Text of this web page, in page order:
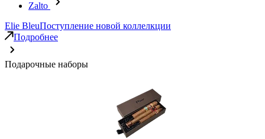
Zalto
Elie BleuПоступление новой коллелкции
Подробнее
Подарочные наборы